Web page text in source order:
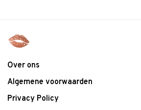
Over ons
Algemene voorwaarden
Privacy Policy